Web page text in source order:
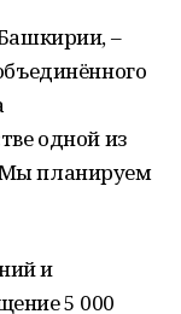
–
одной из
Мы планируем
и
5 000